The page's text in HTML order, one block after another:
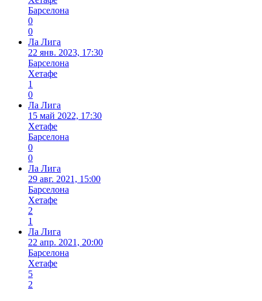
Барселона
0
0
Ла Лига
22 янв. 2023, 17:30
Барселона
Хетафе
1
0
Ла Лига
15 май 2022, 17:30
Хетафе
Барселона
0
0
Ла Лига
29 авг. 2021, 15:00
Барселона
Хетафе
2
1
Ла Лига
22 апр. 2021, 20:00
Барселона
Хетафе
5
2